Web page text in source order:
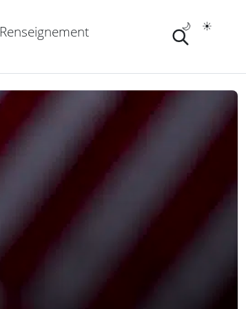
Renseignement ☀️
🌙